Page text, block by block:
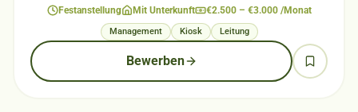
Festanstellung Mit Unterkunft €2.500 – €3.000 /Monat
Management Kiosk Leitung
Bewerben